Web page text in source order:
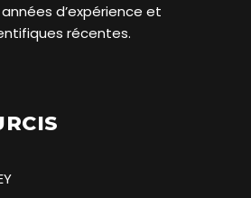
d’expérience et
récentes.